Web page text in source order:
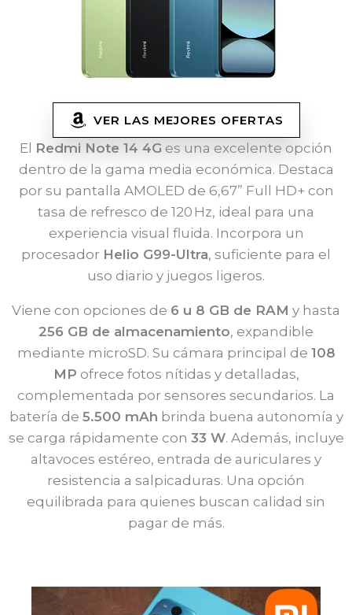
VER LAS MEJORES OFERTAS
El Redmi Note 14 4G es una excelente opción
dentro de la gama media económica. Destaca
por su pantalla AMOLED de 6,67” Full HD+ con
tasa de refresco de 120 Hz, ideal para una
experiencia visual fluida. Incorpora un
procesador Helio G99-Ultra, suficiente para el
uso diario y juegos ligeros.
Viene con opciones de 6 u 8 GB de RAM y hasta
256 GB de almacenamiento, expandible
mediante microSD. Su cámara principal de 108
MP ofrece fotos nítidas y detalladas,
complementada por sensores secundarios. La
batería de 5.500 mAh brinda buena autonomía y
se carga rápidamente con 33 W. Además, incluye
altavoces estéreo, entrada de auriculares y
resistencia a salpicaduras. Una opción
equilibrada para quienes buscan calidad sin
pagar de más.